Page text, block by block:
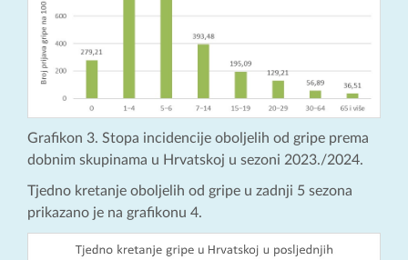
Grafikon 3. Stopa incidencije oboljelih od gripe prema
dobnim skupinama u Hrvatskoj u sezoni 2023./2024.
Tjedno kretanje oboljelih od gripe u zadnji 5 sezona
prikazano je na grafikonu 4.